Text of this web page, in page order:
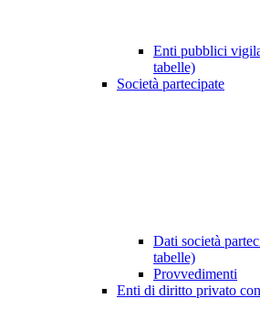
Enti pubblici
tabelle)
Società partecipate
Dati società
tabelle)
Provvedimenti
Enti di diritto privato